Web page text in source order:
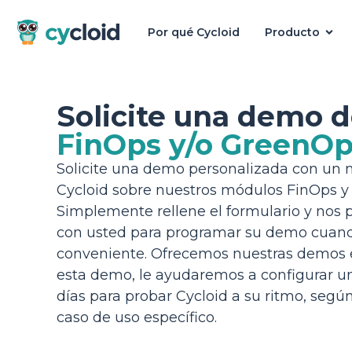
Por qué Cycloid Producto
Solicite una demo
FinOps y/o
Solicite una demo personalizada con un
Cycloid sobre nuestros módulos FinOps y
Simplemente rellene el formulario y nos
con usted para programar su demo
conveniente. Ofrecemos nuestras demos
esta demo, le ayudaremos a configurar
días para probar Cycloid a su ritmo,
caso de uso específico.